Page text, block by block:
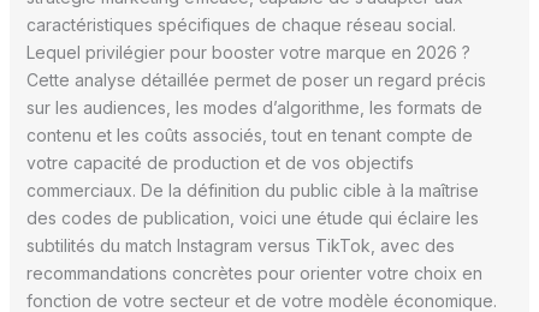
caractéristiques spécifiques de chaque réseau social.
Lequel privilégier pour booster votre marque en 2026 ?
Cette analyse détaillée permet de poser un regard précis
sur les audiences, les modes d’algorithme, les formats de
contenu et les coûts associés, tout en tenant compte de
votre capacité de production et de vos objectifs
commerciaux. De la définition du public cible à la maîtrise
des codes de publication, voici une étude qui éclaire les
subtilités du match Instagram versus TikTok, avec des
recommandations concrètes pour orienter votre choix en
fonction de votre secteur et de votre modèle économique.